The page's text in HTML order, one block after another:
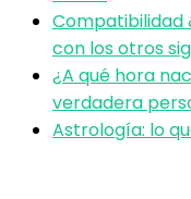
Compatibilidad
con los otros
¿A qué hora
verdadera
Astrología: lo